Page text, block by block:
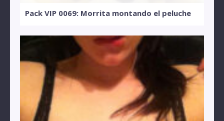
Pack VIP 0069: Morrita montando el peluche